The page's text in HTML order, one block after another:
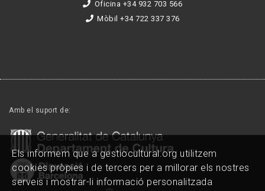
Oficina +34 932 703 566
Mòbil +34 722 337 376
Amb el suport de:
Els informem que a gestiocultural.org utilitzem
cookies pròpies i de tercers per a millorar els nostres
serveis i mostrar-li informació personalitzada